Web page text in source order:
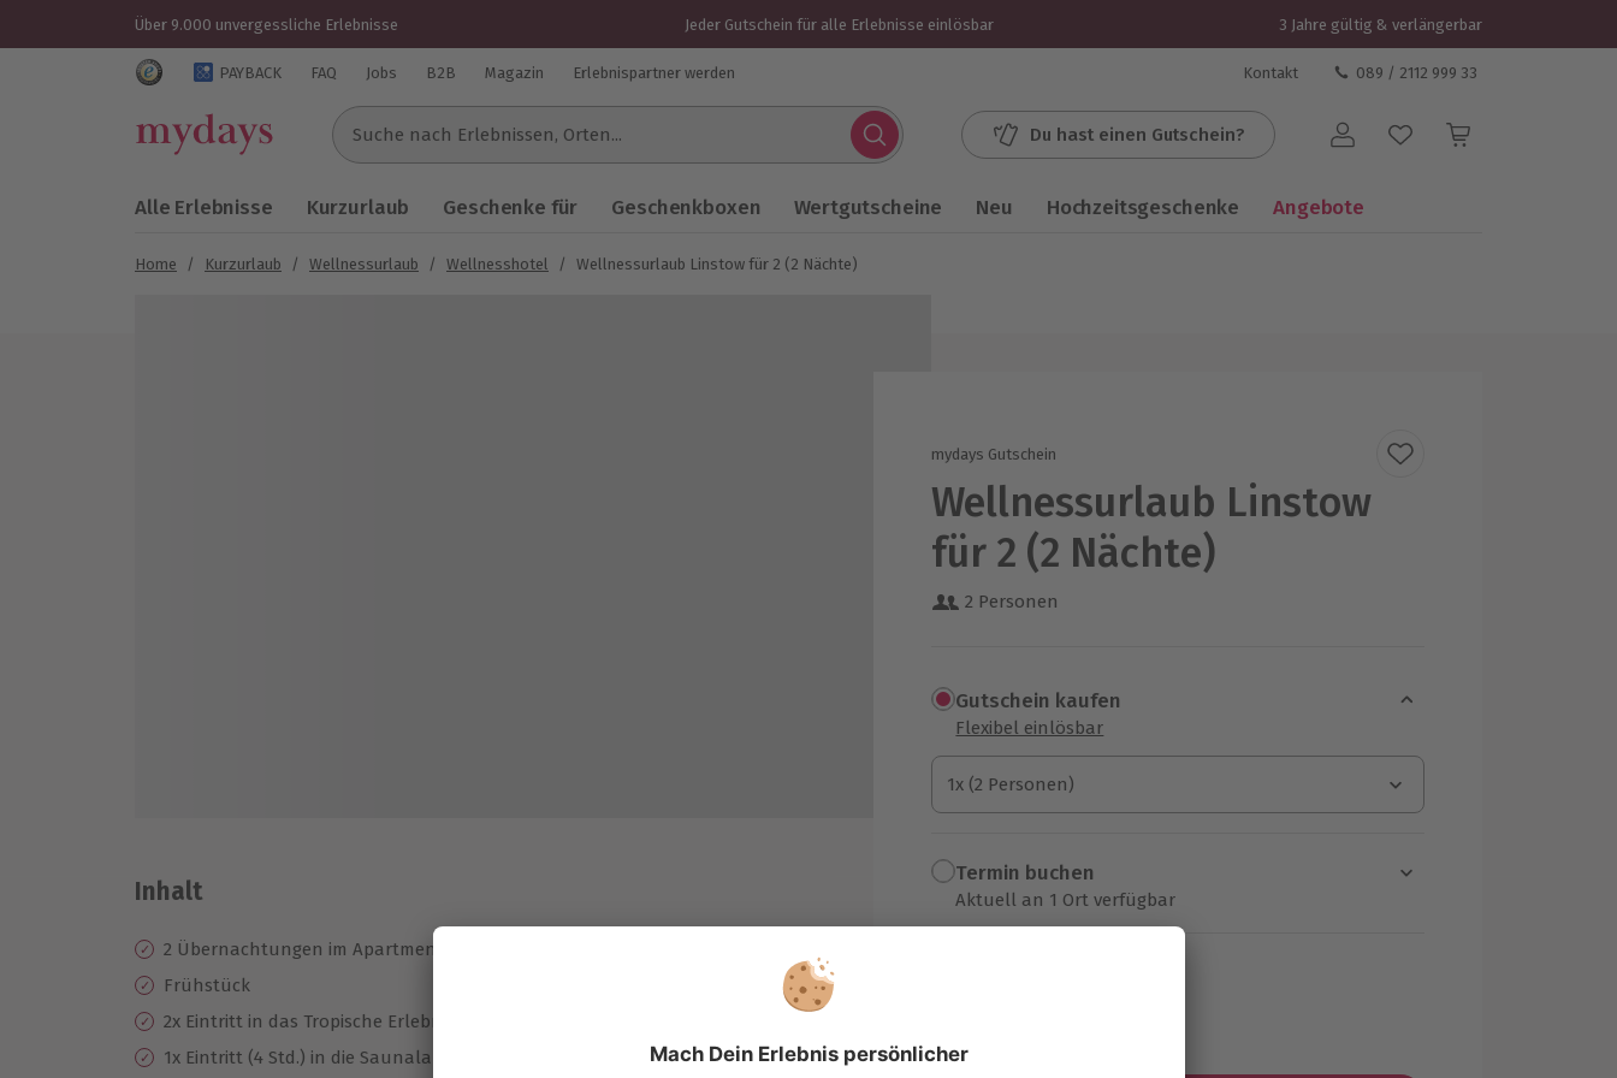
Über 9.000 unvergessliche Erlebnisse Jeder Gutschein für alle Erlebnisse einlösbar 3 Jahre gültig & verlängerbar
Trustedshops Bewertungen für mydays.de
PAYBACK FAQ Jobs B2B Magazin Erlebnispartner werden Kontakt 089 / 2112 999 33
Suche nach Erlebnissen...
Du hast einen Gutschein? Benutzerkonto
Alle Erlebnisse Kurzurlaub Geschenke für Geschenkboxen Wertgutscheine Neu Hochzeitsgeschenke Angebote
Home / Kurzurlaub / Wellnessurlaub / Wellnesshotel / Wellnessurlaub Linstow für 2 (2 Nächte)
mydays Gutschein
Wellnessurlaub Linstow
für 2 (2 Nächte)
2 Personen
Gutschein kaufen
Flexibel einlösbar
1x (2 Personen)
1x (2 Personen)
1x (2 Personen)
Termin buchen
Aktuell an 1 Ort verfügbar
Inhalt
2 Übernachtungen im Apartment Van der Valk Resort Linstow
Frühstück
2x Eintritt in das Tropische Erlebnisbad
1x Eintritt (4 Std.) in die Saunalandschaft mit Außengarten